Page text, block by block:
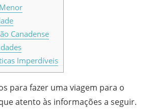
Canadense
Imperdíveis
para fazer uma viagem para o
atento às informações a seguir.